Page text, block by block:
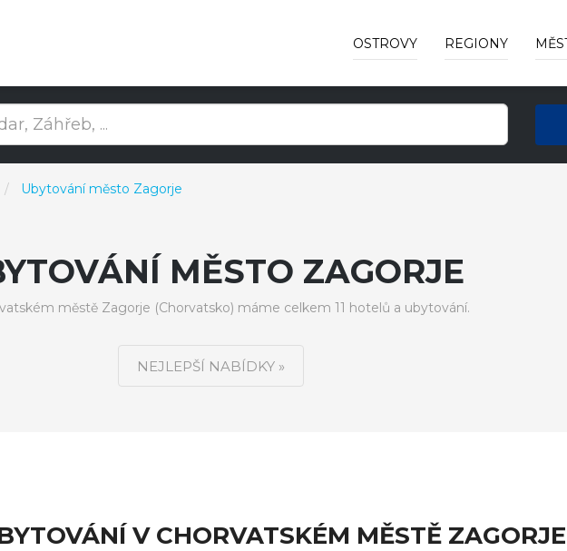
OSTROVY REGIONY
Ubytování město Zagorje
MĚSTO ZAGORJE
městě Zagorje (Chorvatsko) máme celkem 11 hotelů a ubytování.
NEJLEPŠÍ NABÍDKY »
V CHORVATSKÉM MĚSTĚ ZAGORJE